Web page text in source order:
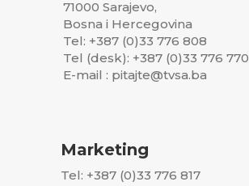
71000 Sarajevo,
Bosna i Hercegovina
Tel: +387 (0)33 776 808
Tel (desk): +387 (0)33 776 770
E-mail : pitajte@tvsa.ba
Marketing
Tel: +387 (0)33 776 817